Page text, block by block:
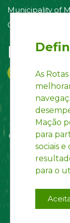
Municipality of
Contact us
Follow
As
Mação
para
sociais
para o